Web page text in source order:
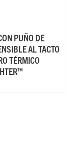
PUÑO DE
AL TACTO
TÉRMICO